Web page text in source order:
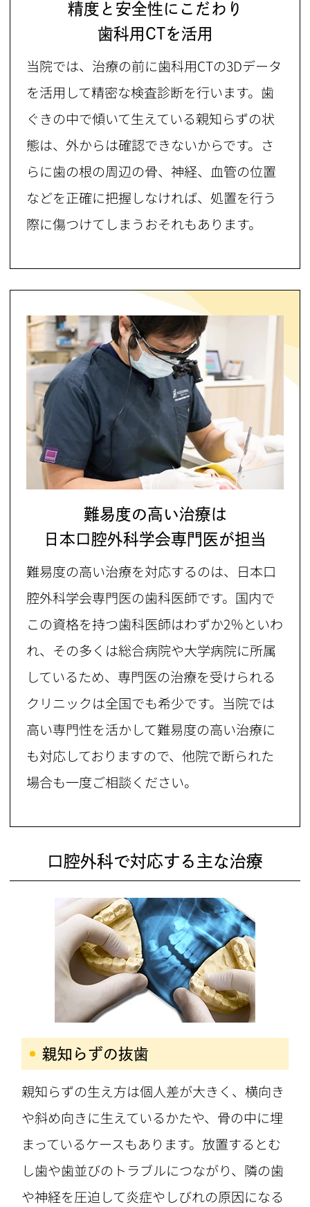
精度と安全性にこだわり
歯科用CTを活用
当院では、治療の前に歯科用CTの3Dデータ
を活用して精密な検査診断を行います。歯
ぐきの中で傾いて生えている親知らずの状
態は、外からは確認できないからです。さ
らに歯の根の周辺の骨、神経、血管の位置
などを正確に把握しなければ、処置を行う
際に傷つけてしまうおそれもあります。
難易度の高い治療は
日本口腔外科学会専門医が担当
難易度の高い治療を対応するのは、日本口
腔外科学会専門医の歯科医師です。国内で
この資格を持つ歯科医師はわずか2％といわ
れ、その多くは総合病院や大学病院に所属
しているため、専門医の治療を受けられる
クリニックは全国でも希少です。当院では
高い専門性を活かして難易度の高い治療に
も対応しておりますので、他院で断られた
場合も一度ご相談ください。
口腔外科で対応する主な治療
親知らずの抜歯
親知らずの生え方は個人差が大きく、横向き
や斜め向きに生えているかたや、骨の中に埋
まっているケースもあります。放置するとむ
し歯や歯並びのトラブルにつながり、隣の歯
や神経を圧迫して炎症やしびれの原因になる